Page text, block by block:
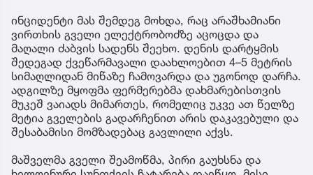
ინციდენტი მას შემდეგ მოხდა, რაც არაშხამიანი
ვირთხის გველი ელექტრობოძზე აცოცდა და
მაღალი ძაბვის სადენს შეეხო. დენის დარტყმის
შედეგად ქვეწარმავალი დაახლოებით 4–5 მეტრის
სიმაღლიდან მიწაზე ჩამოვარდა და უგონოდ დარჩა.
ადგილზე მყოფმა ფერმერებმა დახმარებისთვის
მუკეშ ვაიადს მიმართეს, რომელიც უკვე ათ წელზე
მეტია გველების გადარჩენით არის დაკავებული და
შესაბამისი მომზადებაც გავლილი აქვს.
მაშველმა გველი შეამოწმა, პირი გაუხსნა და